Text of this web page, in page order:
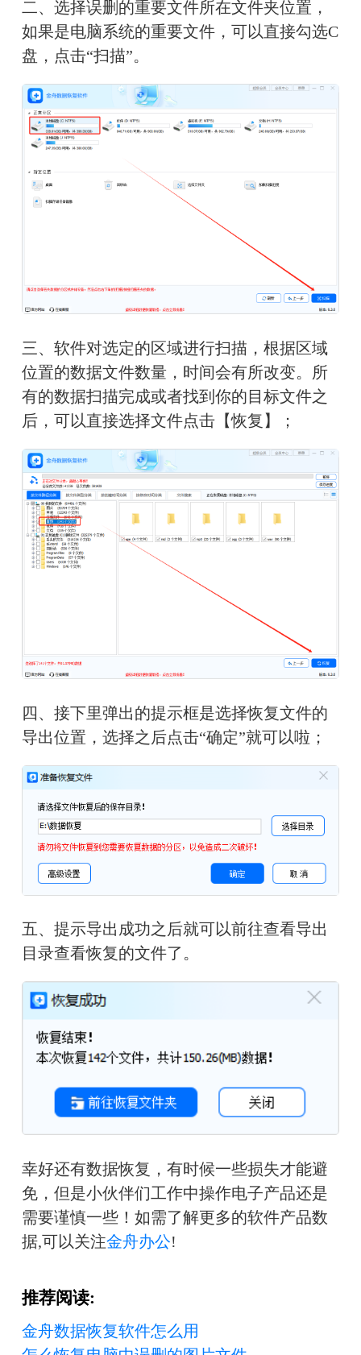
二、选择误删的重要文件所在文件夹位置，
如果是电脑系统的重要文件，可以直接勾选C
盘，点击“扫描”。
三、软件对选定的区域进行扫描，根据区域
位置的数据文件数量，时间会有所改变。所
有的数据扫描完成或者找到你的目标文件之
后，可以直接选择文件点击【恢复】；
四、接下里弹出的提示框是选择恢复文件的
导出位置，选择之后点击“确定”就可以啦；
五、提示导出成功之后就可以前往查看导出
目录查看恢复的文件了。
幸好还有数据恢复，有时候一些损失才能避
免，但是小伙伴们工作中操作电子产品还是
需要谨慎一些！如需了解更多的软件产品数
据,可以关注金舟办公!
推荐阅读:
金舟数据恢复软件怎么用